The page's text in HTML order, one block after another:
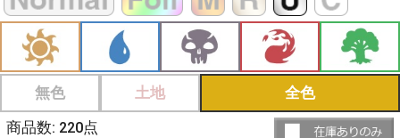
無色 土地 全色
商品数: 220点